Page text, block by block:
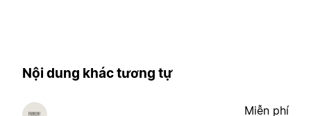
Nội dung khác tương tự
Miễn phí